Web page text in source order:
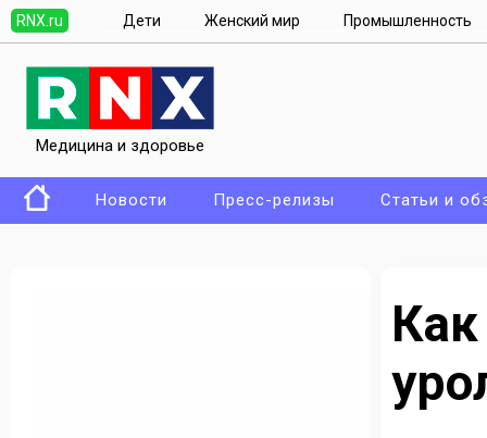
RNX.ru Дети Женский мир Промышленность
Медицина и здоровье
Новости Пресс-релизы Статьи и